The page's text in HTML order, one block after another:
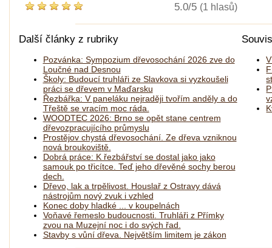
5.0/5 (1 hlasů)
Další články z rubriky
Pozvánka: Sympozium dřevosochání 2026 zve do
Loučné nad Desnou
Školy: Budoucí truhláři ze Slavkova si vyzkoušeli
práci se dřevem v Maďarsku
Řezbářka: V paneláku nejraději tvořím anděly a do
Třeště se vracím moc ráda.
WOODTEC 2026: Brno se opět stane centrem
dřevozpracujícího průmyslu
Prostějov chystá dřevosochání. Ze dřeva vzniknou
nová broukoviště.
Dobrá práce: K řezbářství se dostal jako jako
samouk po třicítce. Teď jeho dřevěné sochy berou
dech.
Dřevo, lak a trpělivost. Houslař z Ostravy dává
nástrojům nový zvuk i vzhled
Konec doby hladké ... v koupelnách
Voňavé řemeslo budoucnosti. Truhláři z Přímky
zvou na Muzejní noc i do svých řad.
Stavby s vůní dřeva. Největším limitem je zákon